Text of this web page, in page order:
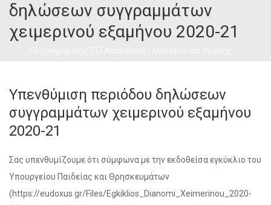
δηλώσεων συγγραμμάτων
χειμερινού εξαμήνου 2020-21
Υπενθύμιση περιόδου δηλώσεων
συγγραμμάτων χειμερινού εξαμήνου
2020-21
Σας υπενθυμίζουμε ότι σύμφωνα με την εκδοθείσα εγκύκλιο του
Υπουργείου Παιδείας και Θρησκευμάτων
(https://eudoxus.gr/Files/Egkiklios_Dianomi_Xeimerinou_2020-